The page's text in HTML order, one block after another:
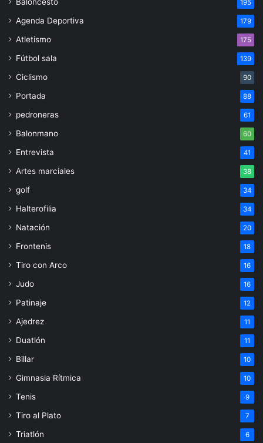
195
Agenda Deportiva 179
Atletismo 175
Fútbol sala 139
Ciclismo 90
Portada 88
pedroneras 61
Balonmano 60
Entrevista 41
Artes marciales 38
golf 34
Halterofilia 34
Natación 20
Frontenis 18
Tiro con Arco 16
Judo 16
Patinaje 12
Ajedrez 11
Duatlón 11
Billar 10
Gimnasia Rítmica 10
Tenis 9
Tiro al Plato 7
Triatlón 6